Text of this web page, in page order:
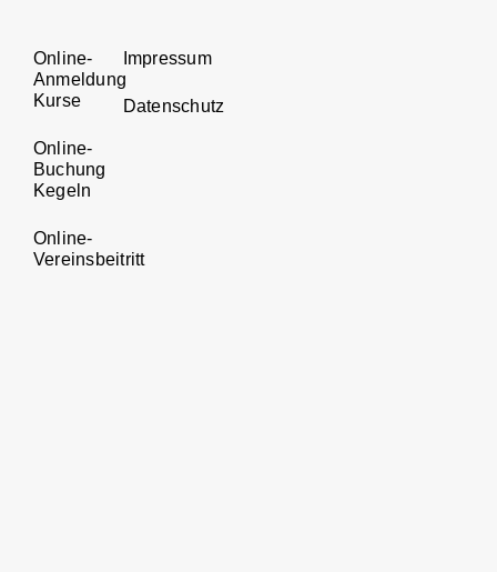
Online-
Anmeldung
Kurse
Online-
Buchung
Kegeln
Online-
Vereinsbeitritt
Impressum
Datenschutz